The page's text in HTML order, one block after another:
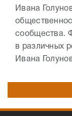
Ивана
сообщества.
в различных
Ивана